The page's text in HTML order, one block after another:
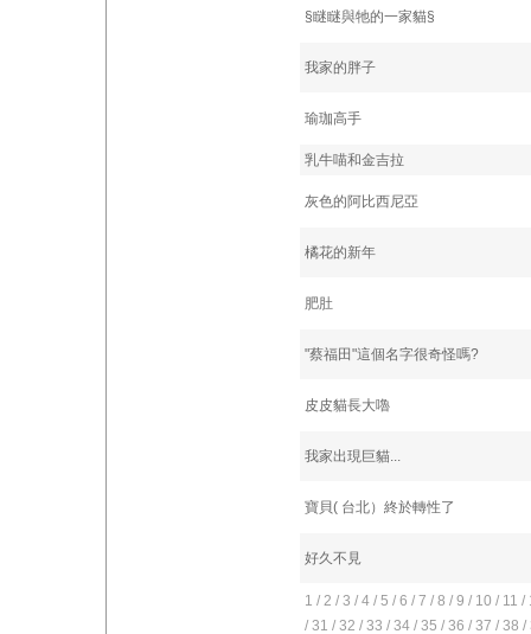
§瞇瞇與牠的一家貓§
我家的胖子
瑜珈高手
乳牛喵和金吉拉
灰色的阿比西尼亞
橘花的新年
肥肚
"蔡福田"這個名字很奇怪嗎?
皮皮貓長大嚕
我家出現巨貓...
寶貝( 台北）終於轉性了
好久不見
1 / 2 / 3 / 4 / 5 / 6 / 7 / 8 / 9 / 10 / 11 /
/ 31 / 32 / 33 / 34 / 35 / 36 / 37 / 38 /